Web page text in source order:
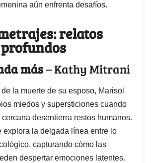
aún enfrenta desafíos.
relatos
más– Kathy Mitrani
la muerte de su esposo, Marisol
miedos y supersticiones cuando
desentierra restos humanos.
explora la delgada línea entre lo
capturando cómo las
despertar emociones latentes.